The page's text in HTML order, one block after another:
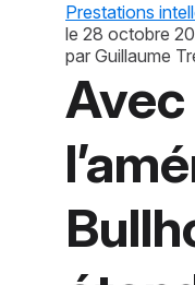
Prestations
le 28 octobre
par Guillaume
Avec